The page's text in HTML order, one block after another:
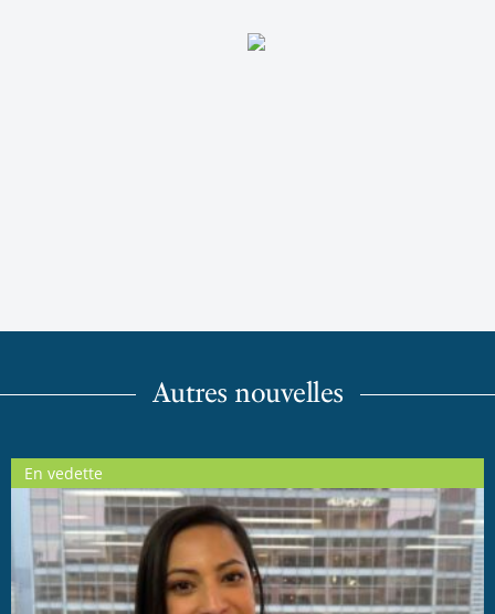
Autres nouvelles
En vedette